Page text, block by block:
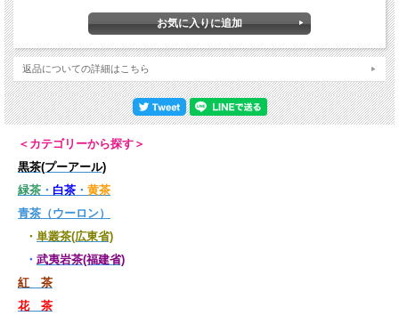
返品についての詳細はこちら
＜カテゴリーから探す＞
黒茶(プーアール)
緑茶 ・ 白茶 ・ 黄茶
青茶（ウーロン）
・ 単叢茶(広東省)
・ 武夷岩茶(福建省)
紅 茶
花 茶